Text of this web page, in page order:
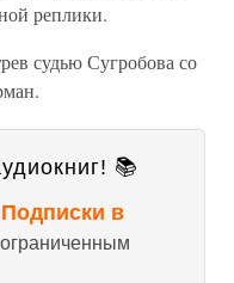
реплики.
судью Сугробова со
📚
в